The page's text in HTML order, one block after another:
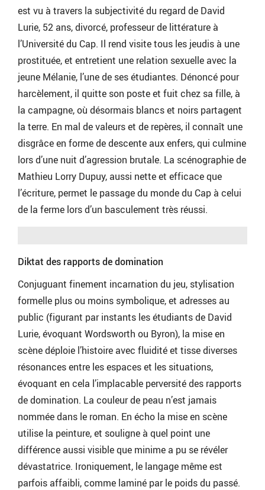
est vu à travers la subjectivité du regard de David
Lurie, 52 ans, divorcé, professeur de littérature à
l’Université du Cap. Il rend visite tous les jeudis à une
prostituée, et entretient une relation sexuelle avec la
jeune Mélanie, l’une de ses étudiantes. Dénoncé pour
harcèlement, il quitte son poste et fuit chez sa fille, à
la campagne, où désormais blancs et noirs partagent
la terre. En mal de valeurs et de repères, il connaît une
disgrâce en forme de descente aux enfers, qui culmine
lors d’une nuit d’agression brutale. La scénographie de
Mathieu Lorry Dupuy, aussi nette et efficace que
l’écriture, permet le passage du monde du Cap à celui
de la ferme lors d’un basculement très réussi.
Diktat des rapports de domination
Conjuguant finement incarnation du jeu, stylisation
formelle plus ou moins symbolique, et adresses au
public (figurant par instants les étudiants de David
Lurie, évoquant Wordsworth ou Byron), la mise en
scène déploie l’histoire avec fluidité et tisse diverses
résonances entre les espaces et les situations,
évoquant en cela l’implacable perversité des rapports
de domination. La couleur de peau n’est jamais
nommée dans le roman. En écho la mise en scène
utilise la peinture, et souligne à quel point une
différence aussi visible que minime a pu se révéler
dévastatrice. Ironiquement, le langage même est
parfois affaibli, comme laminé par le poids du passé.